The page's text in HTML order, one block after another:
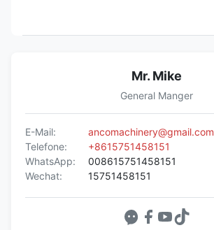
Mr. Mike
General Manger
E-Mail:
ancomachinery@gmail.com
Telefone:
+8615751458151
WhatsApp:
008615751458151
Wechat:
15751458151